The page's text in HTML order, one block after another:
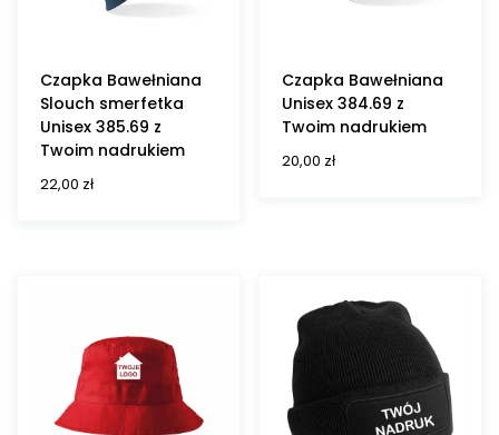
Czapka Bawełniana
Slouch smerfetka
Unisex 385.69 z
Twoim nadrukiem
22,00 zł
Czapka Bawełniana
Unisex 384.69 z
Twoim nadrukiem
20,00 zł